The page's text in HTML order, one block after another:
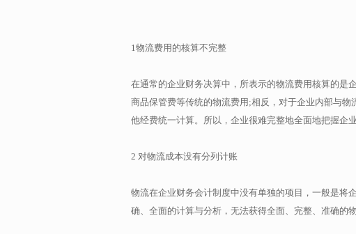
1物流费用的核算不完整
在通常的企业财务决算中，所表示的物流费用核算的是
商品保管费等传统的物流费用;相反，对于企业内部与
他经费统一计算。所以，企业很难完整地全面地把握企
2 对物流成本没有分列计账
物流在企业财务会计制度中没有单独的项目，一般是将
确、全面的计算与分析，无法获得全面、完整、准确的物